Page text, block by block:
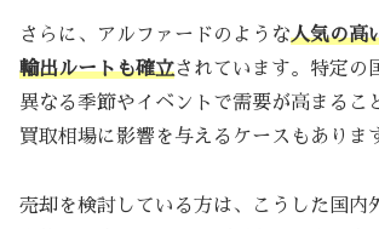
さらに、アルファードのような人気の高
輸出ルートも確立されています。特定の
異なる季節やイベントで需要が高まるこ
買取相場に影響を与えるケースもありま
売却を検討している方は、こうした国内